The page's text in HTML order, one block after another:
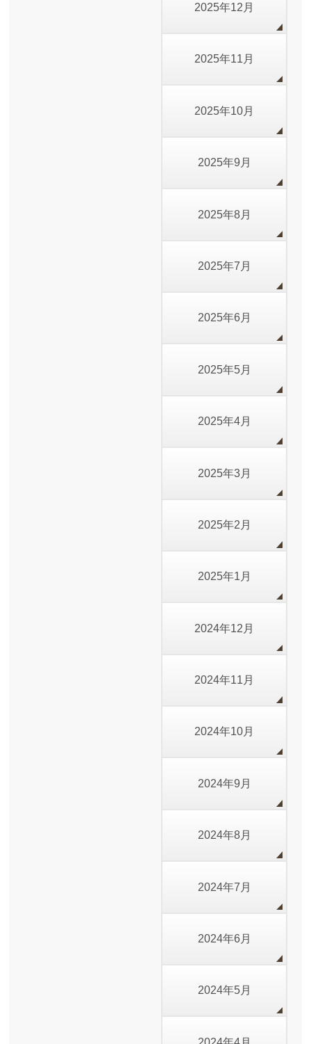
2025年12月
2025年11月
2025年10月
2025年9月
2025年8月
2025年7月
2025年6月
2025年5月
2025年4月
2025年3月
2025年2月
2025年1月
2024年12月
2024年11月
2024年10月
2024年9月
2024年8月
2024年7月
2024年6月
2024年5月